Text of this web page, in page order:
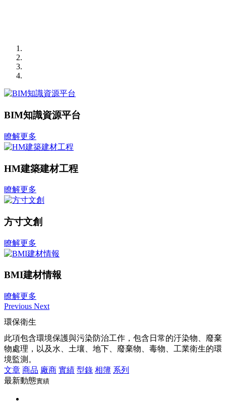
BIM知識資源平台
瞭解更多
HM建築建材工程
瞭解更多
方寸文創
瞭解更多
BMI建材情報
瞭解更多
Previous Next
環保衛生
此項包含環境保護與污染防治工作，包含日常的汙染物、廢棄
物處理，以及水、土壤、地下、廢棄物、毒物、工業衛生的環
境監測。
文章 商品 廠商 實績 型錄 相簿 系列
最新動態實績